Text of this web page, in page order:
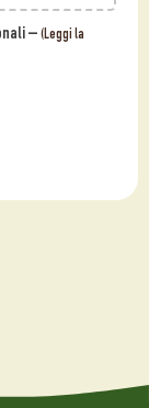
– (Leggi la